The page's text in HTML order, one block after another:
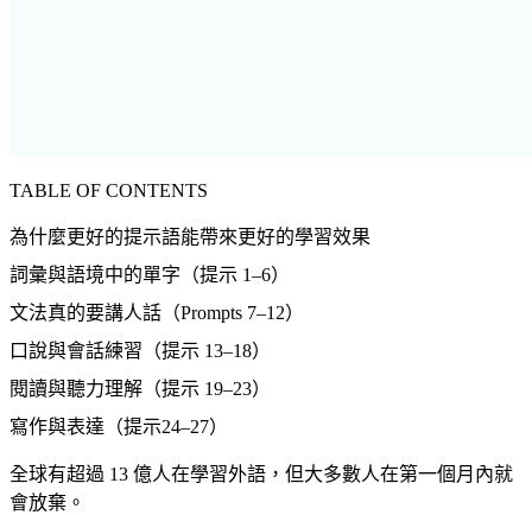
TABLE OF CONTENTS
為什麼更好的提示語能帶來更好的學習效果
詞彙與語境中的單字（提示 1–6）
文法真的要講人話（Prompts 7–12）
口說與會話練習（提示 13–18）
閱讀與聽力理解（提示 19–23）
寫作與表達（提示24–27）
全球有超過 13 億人在學習外語，但大多數人在第一個月內就
會放棄。